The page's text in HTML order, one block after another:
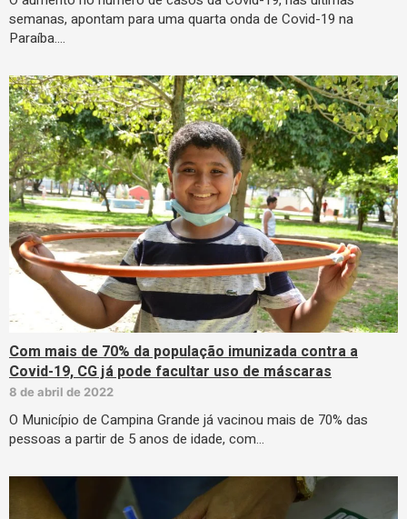
semanas, apontam para uma quarta onda de Covid-19 na
Paraíba.…
Com mais de 70% da população imunizada contra a
Covid-19, CG já pode facultar uso de máscaras
8 de abril de 2022
O Município de Campina Grande já vacinou mais de 70% das
pessoas a partir de 5 anos de idade, com…